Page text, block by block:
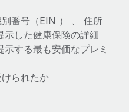
るAIツールをRemoteに接続
して業務プロセスを効率化す
ナー
自社プラットフォームへ統合
能性を検討する
番号（EIN ） 、 住所
示した健康保険の詳細
する最も安価なプレミ
られたか